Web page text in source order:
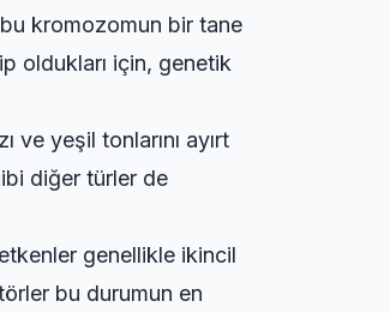
kromozomun bir tane
oldukları için, genetik
ve yeşil tonlarını ayırt
diğer türler de
genellikle ikincil
bu durumun en